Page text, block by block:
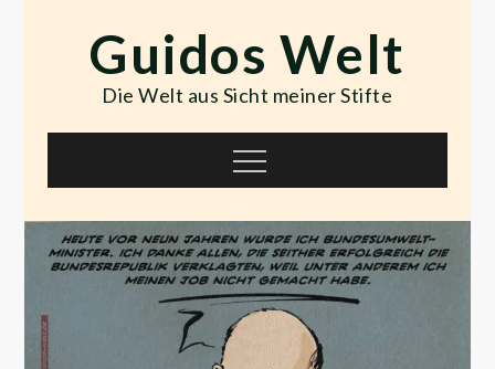
contentGuidos Welt
Die Welt aus Sicht meiner Stifte
Menu